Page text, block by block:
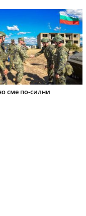
сме по-силни